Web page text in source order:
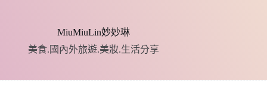
MiuMiuLin妙妙琳
美食.國內外旅遊.美妝.生活分享